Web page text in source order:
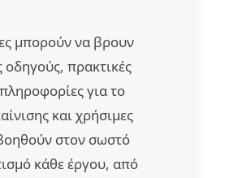
μπορούν να βρουν
οδηγούς, πρακτικές
για το
και χρήσιμες
στον σωστό
κάθε έργου, από